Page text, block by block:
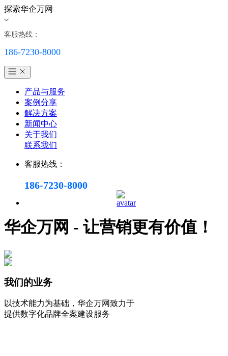
探索华企万网
客服热线：
186-7230-8000
产品与服务
案例分享
解决方案
新闻中心
关于我们
联系我们
客服热线：
186-7230-8000
华企万网 - 让营销更有价值！
我们的业务
以技术能力为基础，华企万网致力于
提供数字化品牌全案建设服务